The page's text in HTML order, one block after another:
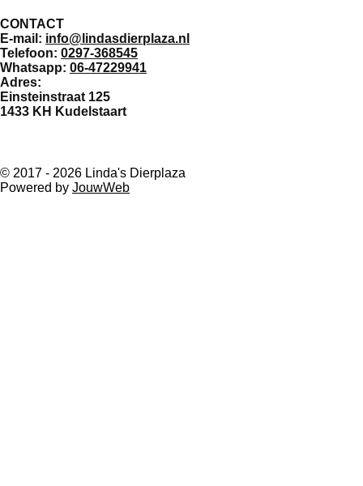
CONTACT
E-mail: info@lindasdierplaza.nl
Telefoon: 0297-368545
Whatsapp: 06-47229941
Adres:
Einsteinstraat 125
1433 KH Kudelstaart
a
c
© 2017 - 2026 Linda's Dierplaza
Powered by JouwWeb